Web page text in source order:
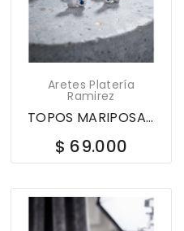
Aretes Platería
Ramirez
TOPOS MARIPOSA EN PLATA LEY 925 CON CIRCONES...
$ 69.000